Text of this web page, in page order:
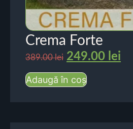
Crema Forte
389.00lei 249.00 lei
Adaugă în coș